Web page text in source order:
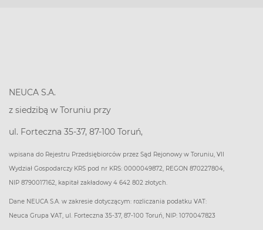
NEUCA S.A.
z siedzibą w Toruniu przy
ul. Forteczna 35-37, 87-100 Toruń,
wpisana do Rejestru Przedsiębiorców przez Sąd Rejonowy w Toruniu, VII
Wydział Gospodarczy KRS pod nr KRS: 0000049872, REGON 870227804,
NIP 8790017162, kapitał zakładowy 4 642 802 złotych.
Dane NEUCA S.A. w zakresie dotyczącym: rozliczania podatku VAT:
Neuca Grupa VAT, ul. Forteczna 35-37, 87-100 Toruń, NIP: 1070047823